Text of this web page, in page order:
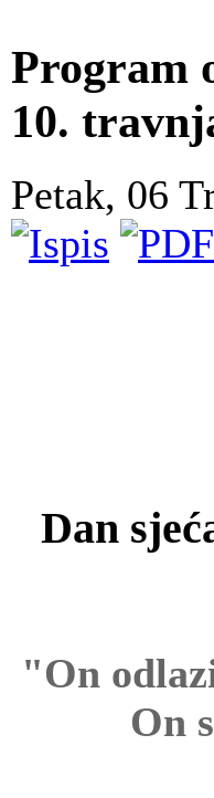
Program
10.
Petak, 06
Dan
"On
On